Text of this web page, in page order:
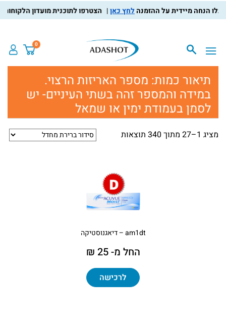
לחץ כאן הצטרפו לתוכנית מועדון הלקוחות, צברו
0
תיאור כמות: מספר האריזות הרצוי.
במידה והמספר זהה בשתי העיניים- יש
לסמן בעמודת ימין או שמאל
מציג 1–27 מתוך 340 תוצאות
am1dt – דיאגנוסטיקה
החל מ- 25 ₪
לרכישה